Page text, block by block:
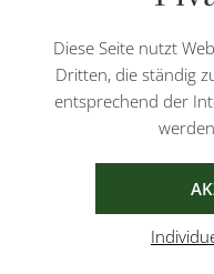
Diese Seite nutzt
Dritten, die ständig
entsprechend der